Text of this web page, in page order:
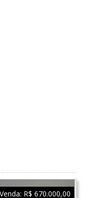
Venda: R$ 670.000,00